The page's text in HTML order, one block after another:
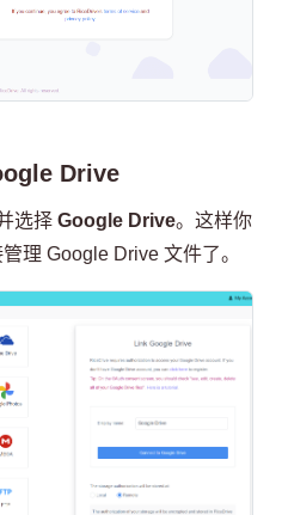
Drive
选择 Google Drive。这样你
理 Google Drive 文件了。